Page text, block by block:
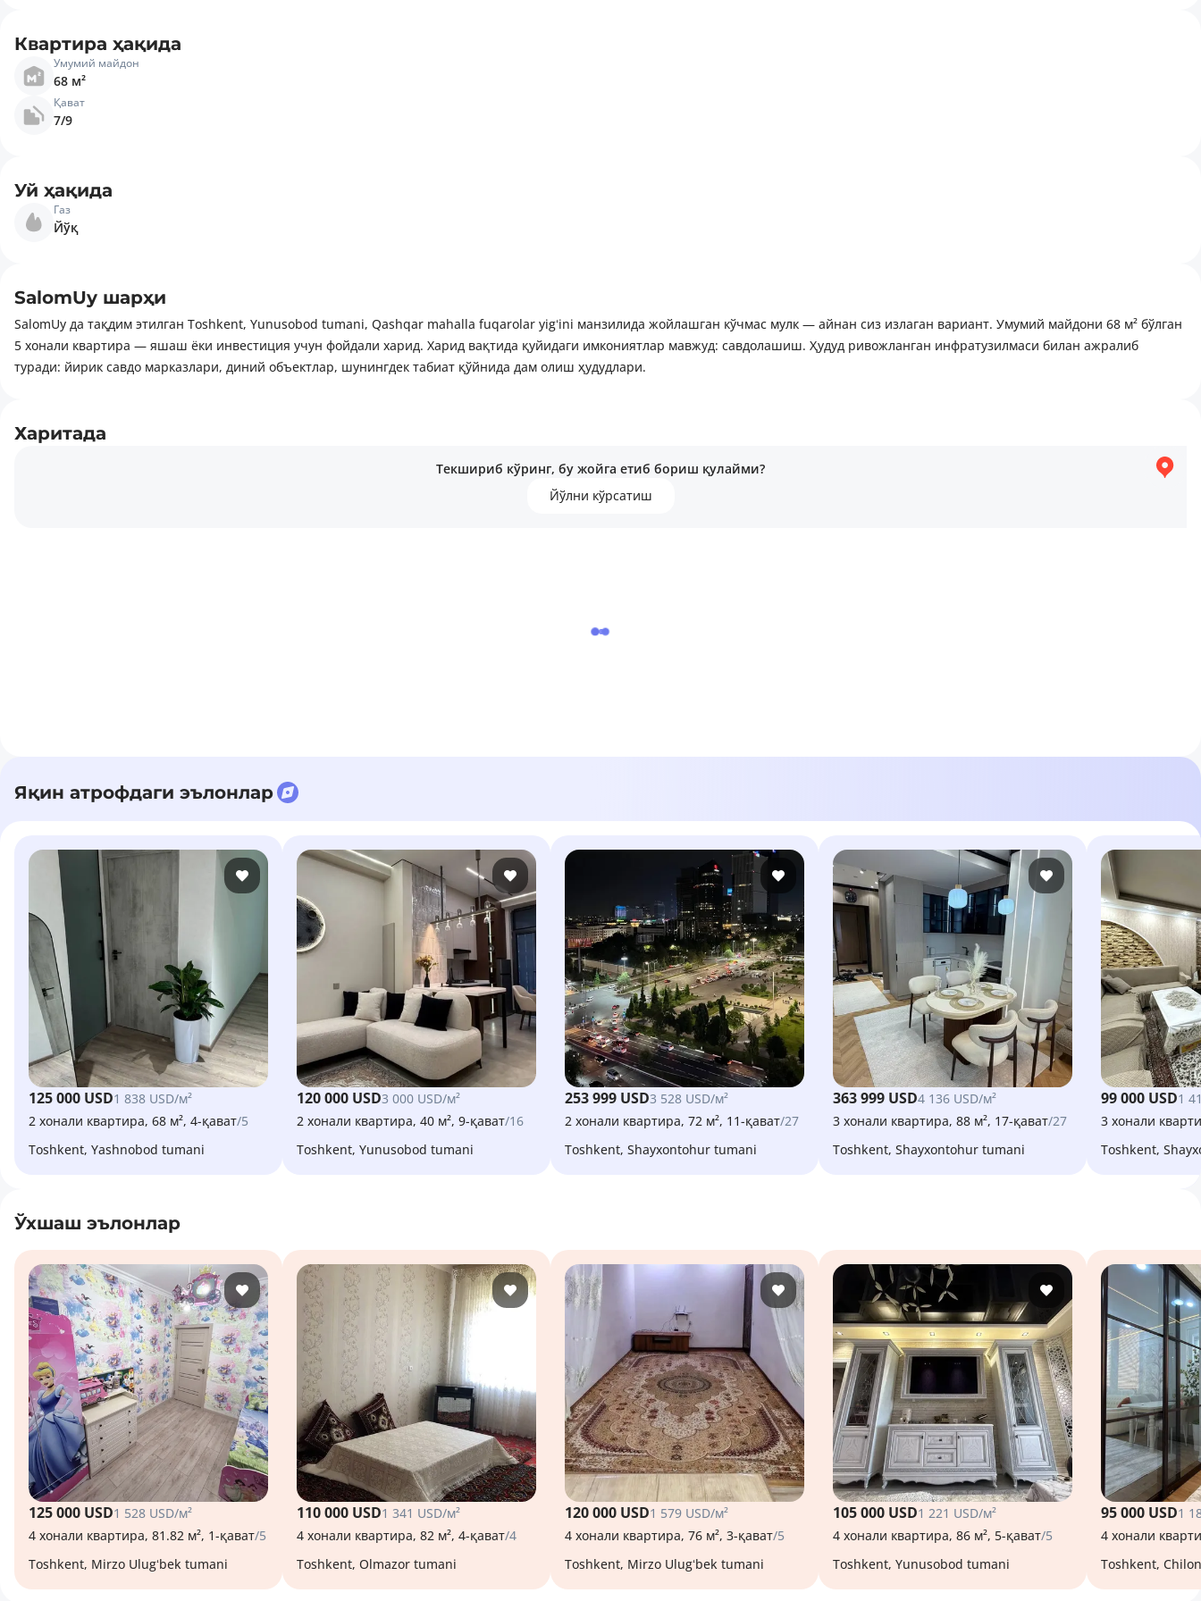
Квартира ҳақида
Умумий майдон
68 м²
Қават
7/9
Уй ҳақида
Газ
Йўқ
SalomUy шарҳи
SalomUy да тақдим этилган Toshkent, Yunusobod tumani, Qashqar mahalla fuqarolar yigʻini манзилида жойлашган кўчмас мулк — айнан сиз излаган вариант. Умумий майдони 68 м² бўлган
5 хонали квартира — яшаш ёки инвестиция учун фойдали харид. Харид вақтида қуйидаги имкониятлар мавжуд: савдолашиш. Ҳудуд ривожланган инфратузилмаси билан ажралиб
туради: йирик савдо марказлари, диний объектлар, шунингдек табиат қўйнида дам олиш ҳудудлари.
Харитада
Текшириб кўринг, бу жойга етиб бориш қулайми?
Йўлни кўрсатиш
Яқин атрофдаги эълонлар
125 000 USD1 838 USD/м²
2 хонали квартира, 68 м², 4-қават/5
Toshkent, Yashnobod tumani
120 000 USD3 000 USD/м²
2 хонали квартира, 40 м², 9-қават/16
Toshkent, Yunusobod tumani
253 999 USD3 528 USD/м²
2 хонали квартира, 72 м², 11-қават/27
Toshkent, Shayxontohur tumani
363 999 USD4 136 USD/м²
3 хонали квартира, 88 м², 17-қават/27
Toshkent, Shayxontohur tumani
99 000 USD1
3 хонали
Toshkent,
Ўхшаш эълонлар
125 000 USD1 528 USD/м²
4 хонали квартира, 81.82 м², 1-қават/5
Toshkent, Mirzo Ulugʻbek tumani
110 000 USD1 341 USD/м²
4 хонали квартира, 82 м², 4-қават/4
Toshkent, Olmazor tumani
120 000 USD1 579 USD/м²
4 хонали квартира, 76 м², 3-қават/5
Toshkent, Mirzo Ulugʻbek tumani
105 000 USD1 221 USD/м²
4 хонали квартира, 86 м², 5-қават/5
Toshkent, Yunusobod tumani
95 000 USD1
4 хонали
Toshkent,